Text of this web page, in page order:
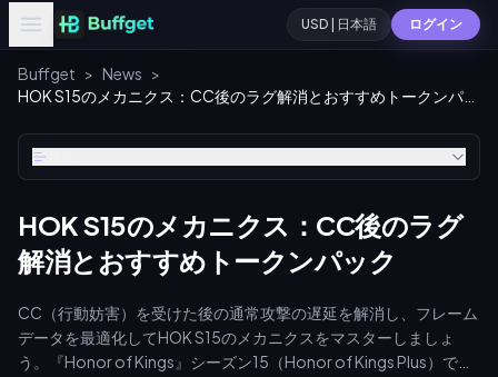
USD | 日本語 ログイン
Buffget > News >
HOK S15のメカニクス：CC後のラグ
解消とおすすめトークンパック
CC（行動妨害）を受けた後の通常攻撃の遅延を解消し、フレーム
データを最適化してHOK S15のメカニクスをマスターしましょ
う。『Honor of Kings』シーズン15（Honor of Kings Plus）で